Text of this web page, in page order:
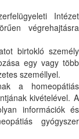
Intézet
végrehajtásra
birtokló személy
egy vagy több
személlyel.
a homeopátiás
kivételével. A
információk és
gyógyszer